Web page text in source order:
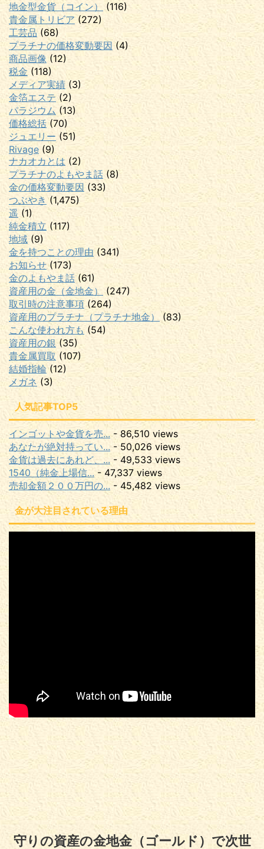
地金型金貨（コイン）
(116)
貴金属トリビア(272)
工芸品 (68)
プラチナの価格変動要因 (4)
商品画像 (12)
税金(118)
メディア実績 (3)
金箔エステ (2)
パラジウム (13)
価格総括 (70)
ジュエリー (51)
Rivage (9)
ナカオカとは (2)
プラチナのよもやま話 (8)
金の価格変動要因(33)
つぶやき (1,475)
遥 (1)
純金積立 (117)
地域 (9)
金を持つことの理由 (341)
お知らせ(173)
金のよもやま話(61)
資産用の金（金地金）
(247)
取引時の注意事項 (264)
資産用のプラチナ（プラチナ地金）
(83)
こんな使われ方も (54)
資産用の銀(35)
貴金属買取 (107)
結婚指輪 (12)
メガネ (3)
人気記事TOP5
インゴットや金貨を売... - 86,510 views
あなたが絶対持ってい... - 50,026 views
金貨は過去にあれど、... - 49,533 views
1540（純金上場信... - 47,337 views
売却金額２００万円の... - 45,482 views
金が大注目されている理由
守りの資産の金地金（ゴールド）で次世